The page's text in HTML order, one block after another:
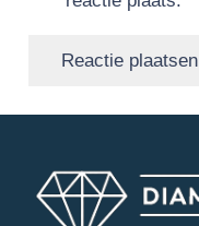
Reactie plaatsen